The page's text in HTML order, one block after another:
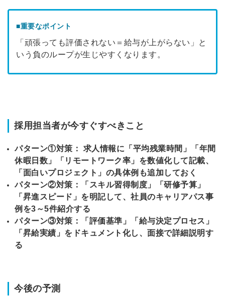
■重要なポイント
「頑張っても評価されない＝給与が上がらない」と
いう負のループが生じやすくなります。
採用担当者が今すぐすべきこと
パターン①対策： 求人情報に「平均残業時間」「年間
休暇日数」「リモートワーク率」を数値化して記載、
「面白いプロジェクト」の具体例も追加しておく
パターン②対策：「スキル習得制度」「研修予算」
「昇進スピード」を明記して、 社員のキャリアパス事
例を3～5件紹介する
パターン③対策：「評価基準」「給与決定プロセス」
「昇給実績」をドキュメント化し、面接で詳細説明す
る
今後の予測